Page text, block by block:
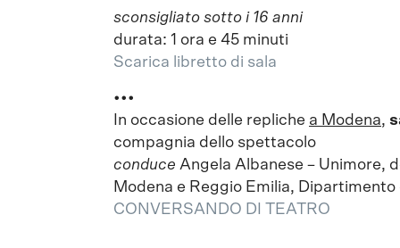
sconsigliato sotto i 16 anni
durata: 1 ora e 45 minuti
Scarica libretto di sala
•••
In occasione delle repliche a Modena,
compagnia dello spettacolo
conduce Angela Albanese – Unimore,
Modena e Reggio Emilia,
CONVERSANDO DI TEATRO